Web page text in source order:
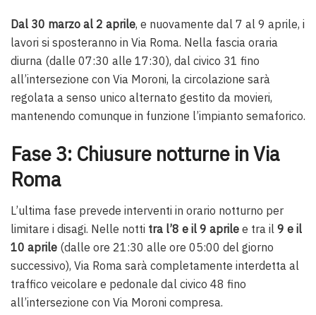
Dal 30 marzo al 2 aprile, e nuovamente dal 7 al 9 aprile, i
lavori si sposteranno in Via Roma. Nella fascia oraria
diurna (dalle 07:30 alle 17:30), dal civico 31 fino
all’intersezione con Via Moroni, la circolazione sarà
regolata a senso unico alternato gestito da movieri,
mantenendo comunque in funzione l’impianto semaforico.
Fase 3: Chiusure notturne in Via
Roma
L’ultima fase prevede interventi in orario notturno per
limitare i disagi. Nelle notti tra l’8 e il 9 aprile e tra il 9 e il
10 aprile (dalle ore 21:30 alle ore 05:00 del giorno
successivo), Via Roma sarà completamente interdetta al
traffico veicolare e pedonale dal civico 48 fino
all’intersezione con Via Moroni compresa.